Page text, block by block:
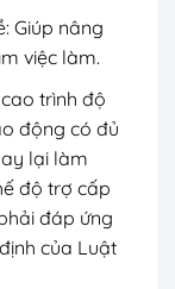
Giúp nâng
việc làm.
trình độ
động có đủ
lại làm
độ trợ cấp
đáp ứng
của Luật